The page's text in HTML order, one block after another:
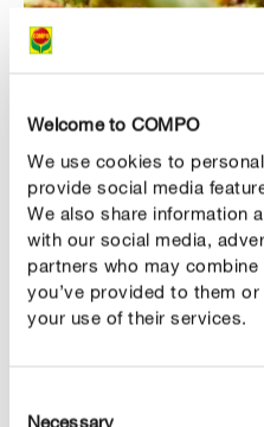
Welcome to COMPO
We use cookies to
provide social media
We also share information
with our social media,
partners who may
you’ve provided to them
your use of their services.
Necessary
Gartenkürbis ernten
Sobald sich die ersten
Holzbrettchen oder Stroh
diese nicht so rasch zu
bleiben.
Ab dem Spätsommer
zur Dekoration oder bei